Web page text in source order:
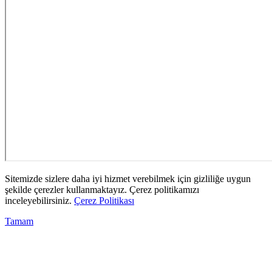
Sitemizde sizlere daha iyi hizmet verebilmek için gizliliğe uygun
şekilde çerezler kullanmaktayız. Çerez politikamızı
inceleyebilirsiniz. Çerez Politikası
Tamam